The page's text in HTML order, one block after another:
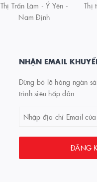
Thị Trấn Lâm - Ý Yên -
Nam Định
Thị
NHẬN EMAIL
Đừng bỏ lỡ hàng ngàn
trình siêu hấp dẫn
ĐĂNG